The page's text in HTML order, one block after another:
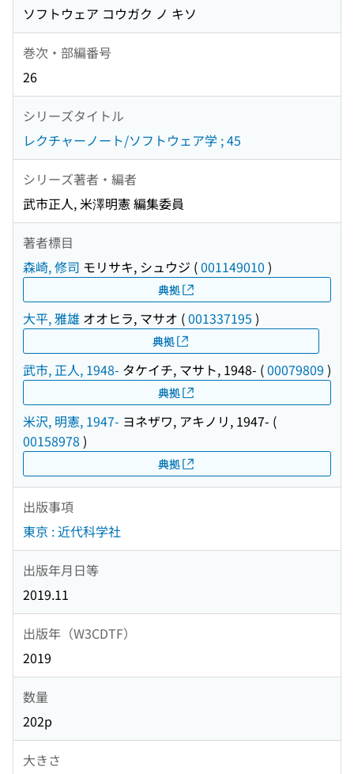
ソフトウェア コウガク ノ キソ
巻次・部編番号
26
シリーズタイトル
レクチャーノート/ソフトウェア学 ; 45
シリーズ著者・編者
武市正人, 米澤明憲 編集委員
著者標目
森崎, 修司 モリサキ, シュウジ (001149010 )
典拠
大平, 雅雄 オオヒラ, マサオ (001337195 )
典拠
武市, 正人, 1948- タケイチ, マサト, 1948- (00079809 )
典拠
米沢, 明憲, 1947- ヨネザワ, アキノリ, 1947- (
00158978 )
典拠
出版事項
東京 : 近代科学社
出版年月日等
2019.11
出版年（W3CDTF）
2019
数量
202p
大きさ